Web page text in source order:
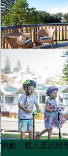
Product
Product
抱歉，載入產品時